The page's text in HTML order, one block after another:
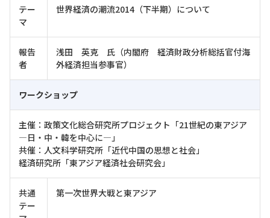
テー
マ
世界経済の潮流2014（下半期）について
報告
者
浅田 英克 氏（内閣府 経済財政分析総括官付海
外経済担当参事官）
ワークショップ
主催：政策文化総合研究所プロジェクト「21世紀の東アジア
―日・中・韓を中心に―」
共催：人文科学研究所「近代中国の思想と社会」
経済研究所「東アジア経済社会研究会」
共通
テー
第一次世界大戦と東アジア